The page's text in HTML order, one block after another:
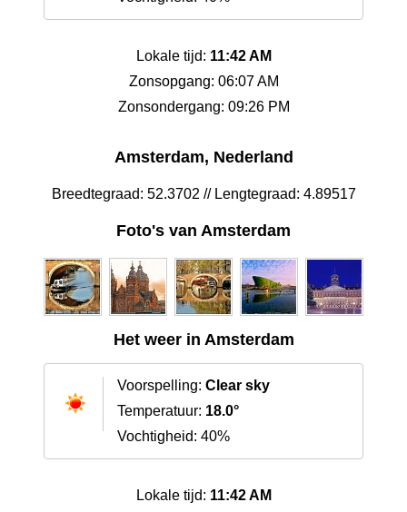
Lokale tijd: 11:42 AM
Zonsopgang: 06:07 AM
Zonsondergang: 09:26 PM
Amsterdam, Nederland
Breedtegraad: 52.3702 // Lengtegraad: 4.89517
Foto's van Amsterdam
Het weer in Amsterdam
Voorspelling: Clear sky
Temperatuur: 18.0°
Vochtigheid: 40%
Lokale tijd: 11:42 AM